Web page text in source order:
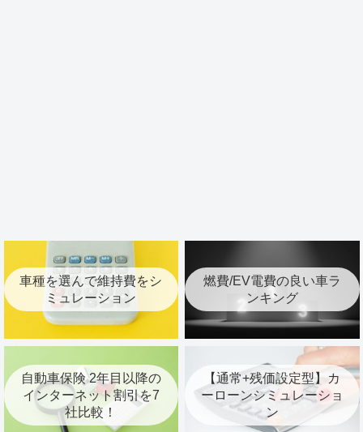
車種を選んで維持費をシ
ミュレーション
燃費/EV電費の良い車ラ
ンキング
自動車保険 2年目以降の
インターネット割引を7
社比較！
【通常+残価設定型】カ
ーローンシミュレーショ
ン